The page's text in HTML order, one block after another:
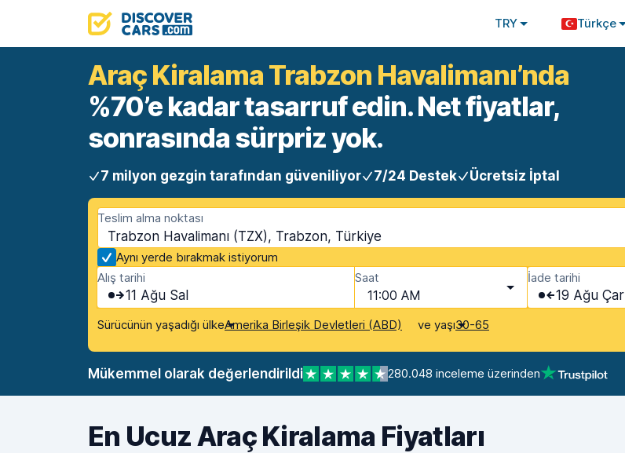
TRY Türkçe
Araç Kiralama Trabzon Havalimanı’nda
%70’e kadar tasarruf edin. Net fiyatlar,
sonrasında sürpriz yok.
7 milyon gezgin tarafından güveniliyor 7/24 Destek Ücretsiz İptal
Teslim alma noktası
Trabzon Havalimanı (TZX), Trabzon, Türkiye
Aynı yerde bırakmak istiyorum
Alış tarihi
11 Ağu Sal
Saat
11:00 AM
İade tarihi
19 Ağu Çar
Sürücünün yaşadığı ülkeAmerika Birleşik Devletleri (ABD) ve yaşı30-65
Mükemmel olarak değerlendirildi 280.048 inceleme üzerinden
En Ucuz Araç Kiralama Fiyatları